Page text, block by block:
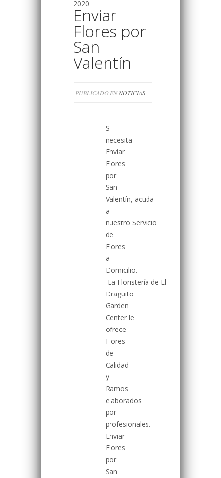
2020
Enviar
Flores por
San
Valentín
PUBLICADO ENNOTICIAS
Si
necesita
Enviar
Flores
por
San
Valentín, acuda
a
nuestro Servicio
de
Flores
a
Domicilio.
La Floristería de El
Draguito
Garden
Center le
ofrece
Flores
de
Calidad
y
Ramos
elaborados
por
profesionales.
Enviar
Flores
por
San